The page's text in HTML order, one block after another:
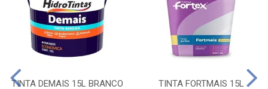
TINTA DEMAIS 15L BRANCO TINTA FORTMAIS 15L